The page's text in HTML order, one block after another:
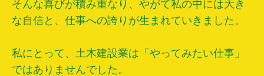
そんな喜びが積み重なり、やがて私の中には大き
な自信と、仕事への誇りが生まれていきました。
私にとって、土木建設業は「やってみたい仕事」
ではありませんでした。